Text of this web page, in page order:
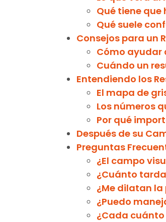
Qué tiene
Qué suele
Consejos para un
Cómo ayudar
Cuándo un
Entendiendo los
El mapa de
Los números
Por qué
Después de su
Preguntas
¿El campo
¿Cuánto
¿Me dilatan
¿Puedo
¿Cada